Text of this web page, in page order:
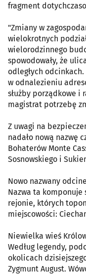
fragment
"Zmiany w
wielokrotnych
wielorodzinnego
spowodowały, że
odległych
w odnalezieniu
służby porządkowe i
magistrat potrzebę
Z uwagi na
nadało nową nazwę
Bohaterów Monte
Sosnowskiego i
Nowo nazwany
Nazwa ta
rejonie, których
miejscowości:
Niewielka wieś
Według legendy,
okolicach
Zygmunt August.